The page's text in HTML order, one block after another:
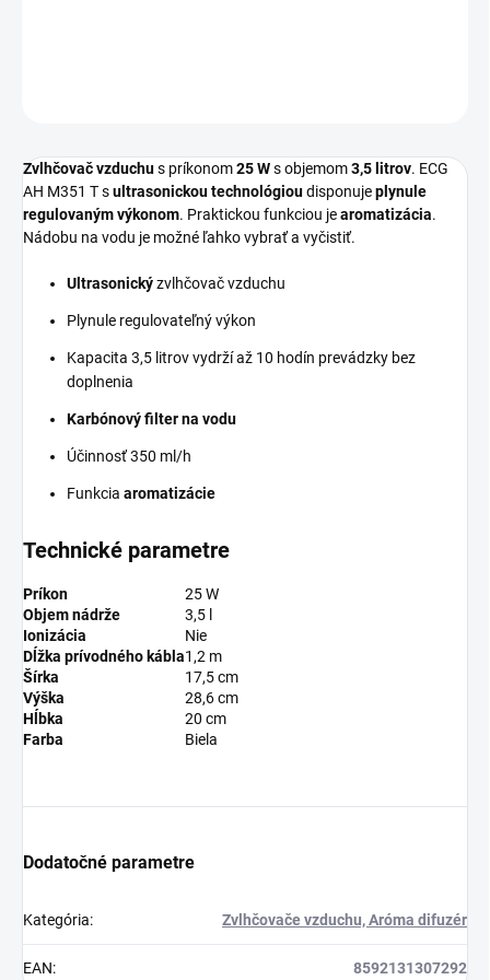
Zvlhčovač vzduchus príkonom25 Ws objemom3,5 litrov. ECG
AH M351 T sultrasonickou technológioudisponujeplynule
regulovaným výkonom. Praktickou funkciou jearomatizácia.
Nádobu na vodu je možné ľahko vybrať a vyčistiť.
Ultrasonickýzvlhčovač vzduchu
Plynule regulovateľný výkon
Kapacita 3,5 litrov vydrží až 10 hodín prevádzky bez
doplnenia
Karbónový filter na vodu
Účinnosť 350 ml/h
Funkcia aromatizácie
Technické parametre
Príkon
25 W
Objem nádrže
3,5 l
Ionizácia
Nie
Dĺžka prívodného kábla1,2 m
Šírka
17,5 cm
Výška
28,6 cm
Hĺbka
20 cm
Farba
Biela
Dodatočné parametre
Kategória: Zvlhčovače vzduchu, Aróma difuzér
EAN: 8592131307292